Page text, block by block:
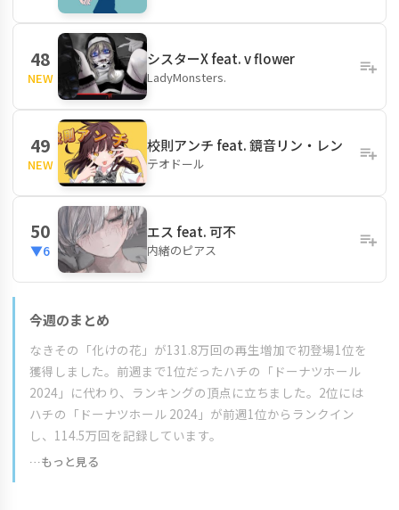
48
NEW
シスターX feat. v flower
LadyMonsters.
49
NEW
校則アンチ feat. 鏡音リン・レン
テオドール
50
▼6
エス feat. 可不
内緒のピアス
今週のまとめ
なきその「化けの花」が131.8万回の再生増加で初登場1位を
獲得しました。前週まで1位だったハチの「ドーナツホール
2024」に代わり、ランキングの頂点に立ちました。2位には
ハチの「ドーナツホール 2024」が前週1位からランクイン
し、114.5万回を記録しています。
…もっと見る